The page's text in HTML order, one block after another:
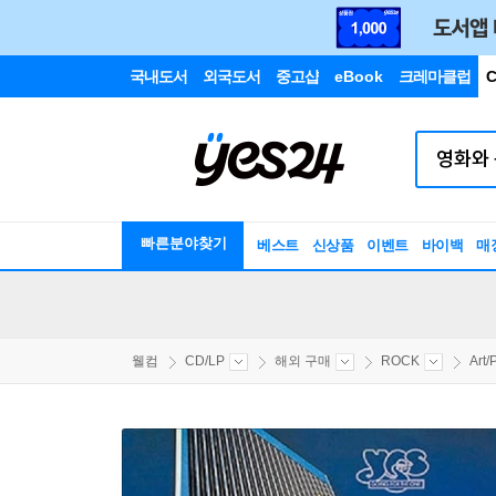
국내도서 외국도서 중고샵 eBook 크레마클럽
빠른분야찾기 베스트 신상품 이벤트 바이백 매
웰컴 CD/LP 해외 구매 ROCK Art/